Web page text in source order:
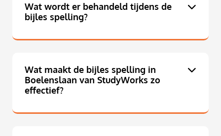
Wat wordt er behandeld tijdens de
bijles spelling?
Wat maakt de bijles spelling in
Boelenslaan van StudyWorks zo
effectief?